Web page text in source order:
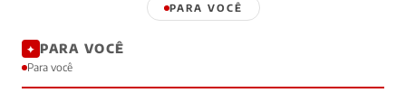
PARA VOCÊ
✦ PARA VOCÊ
Para você